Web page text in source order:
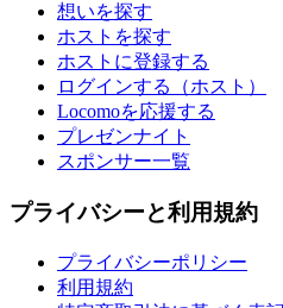
想いを探す
ホストを探す
ホストに登録する
ログインする（ホスト）
Locomoを応援する
プレゼンナイト
スポンサー一覧
プライバシーと利用規約
プライバシーポリシー
利用規約